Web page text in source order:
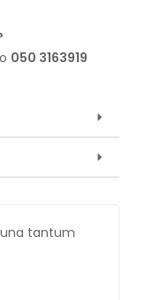
050 3163919
una tantum